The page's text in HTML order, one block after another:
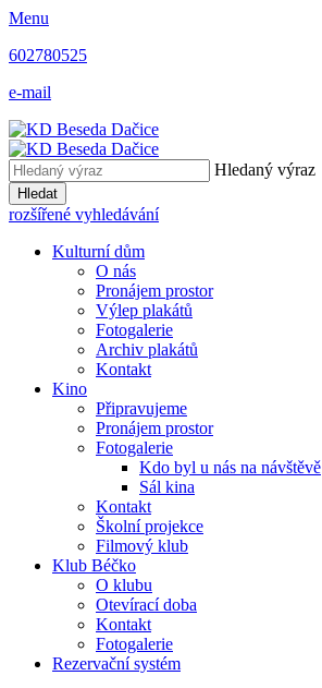
Menu
602780525
e-mail
Hledaný výraz
Hledat
rozšířené vyhledávání
Kulturní dům
O nás
Pronájem prostor
Výlep plakátů
Fotogalerie
Archiv plakátů
Kontakt
Kino
Připravujeme
Pronájem prostor
Fotogalerie
Kdo byl u nás na návštěvě
Sál kina
Kontakt
Školní projekce
Filmový klub
Klub Béčko
O klubu
Otevírací doba
Kontakt
Fotogalerie
Rezervační systém